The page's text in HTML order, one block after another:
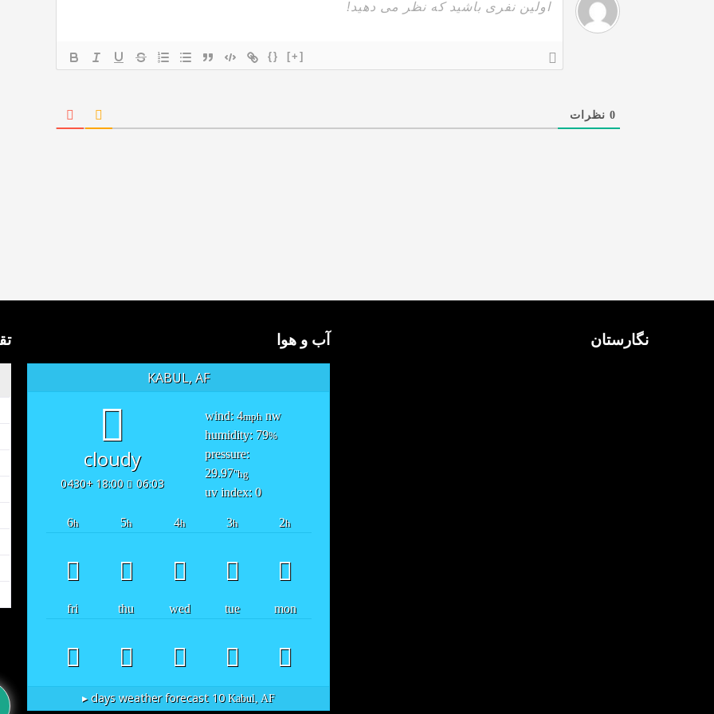
{} [+]
0 نظرات
نگارستان آب و هوا
KABUL, AF
cloudy
06:03
18:00 +0430
wind: 4mph nw
humidity: 79%
pressure:
29.97"hg
uv index: 0
2h
3h
4h
5h
6h
mon
tue
wed
thu
fri
Kabul, AF
10 days weather forecast ▸